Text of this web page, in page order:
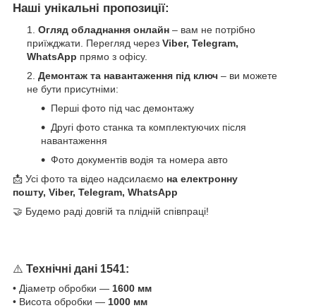
Наші унікальні пропозиції:
Огляд обладнання онлайн – вам не потрібно
приїжджати. Перегляд через Viber, Telegram,
WhatsApp прямо з офісу.
Демонтаж та навантаження під ключ – ви можете
не бути присутніми:
Перші фото під час демонтажу
Другі фото станка та комплектуючих після
навантаження
Фото документів водія та номера авто
📩 Усі фото та відео надсилаємо на електронну
пошту, Viber, Telegram, WhatsApp
🤝 Будемо раді довгій та плідній співпраці!
⚠️ Технічні дані 1541:
• Діаметр обробки — 1600 мм
• Висота обробки — 1000 мм